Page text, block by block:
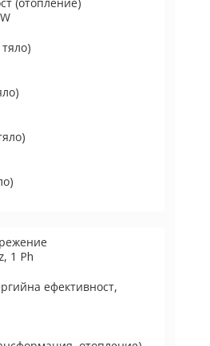
1 Ph
ефективност,